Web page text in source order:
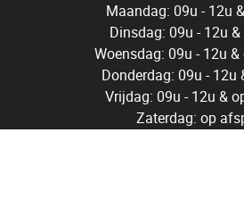
Maandag: 09u - 12u
Dinsdag: 09u - 12u
Woensdag: 09u - 12u
Donderdag: 09u - 12u
Vrijdag: 09u - 12u &
Zaterdag: op